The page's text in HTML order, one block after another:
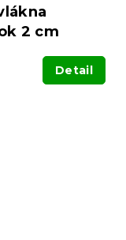
2 cm
Detail